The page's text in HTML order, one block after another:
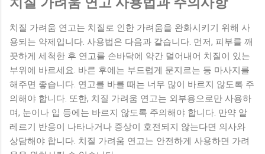
치질 가려움 연고는 치질로 인한 가려움을 완화시키기 위해 사
용되는 약제입니다. 사용법은 다음과 같습니다. 먼저, 피부를 깨
끗하게 세척한 후 연고를 손바닥에 약간 덜어내어 치질이 있는
부위에 바르세요. 바른 후에는 부드럽게 문지르는 등 마사지를
해주면 좋습니다. 연고를 바를 때는 너무 많이 바르지 않도록 주
의해야 합니다. 또한, 치질 가려움 연고는 외부용으로만 사용하
며, 눈이나 입 등에는 바르지 않도록 주의해야 합니다. 만약 알
레르기 반응이 나타나거나 증상이 호전되지 않는다면 의사와
상담해야 합니다. 치질 가려움 연고는 안전하게 사용하면 가려